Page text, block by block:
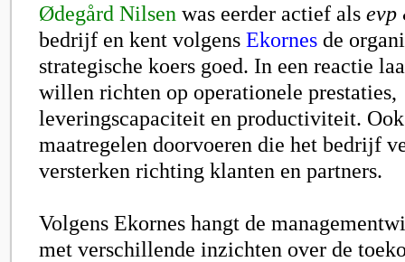
Ødegård Nilsen was eerder actief als evp
bedrijf en kent volgens Ekornes de
strategische koers goed. In een reactie
willen richten op operationele prestaties,
leveringscapaciteit en productiviteit.
maatregelen doorvoeren die het bedrijf
versterken richting klanten en partners.
Volgens Ekornes hangt de
met verschillende inzichten over de